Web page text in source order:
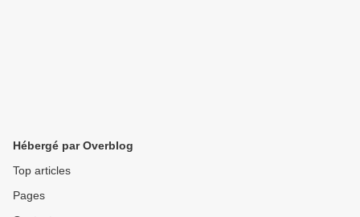
Hébergé par Overblog
Top articles
Pages